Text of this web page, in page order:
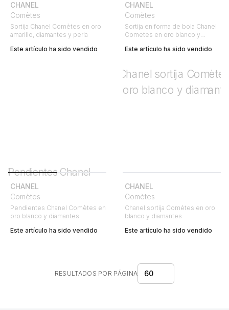
CHANEL
Comètes
Sortija Chanel Comètes en oro
amarillo, diamantes y perla
Este artículo ha sido vendido
CHANEL
Comètes
Sortija en forma de bola Chanel
Cometes en oro blanco y
Este artículo ha sido vendido
CHANEL
Comètes
Pendientes Chanel Comètes en
oro blanco y diamantes
Este artículo ha sido vendido
CHANEL
Comètes
Chanel sortija Comètes en oro
blanco y diamantes
Este artículo ha sido vendido
RESULTADOS POR PÁGINA 60